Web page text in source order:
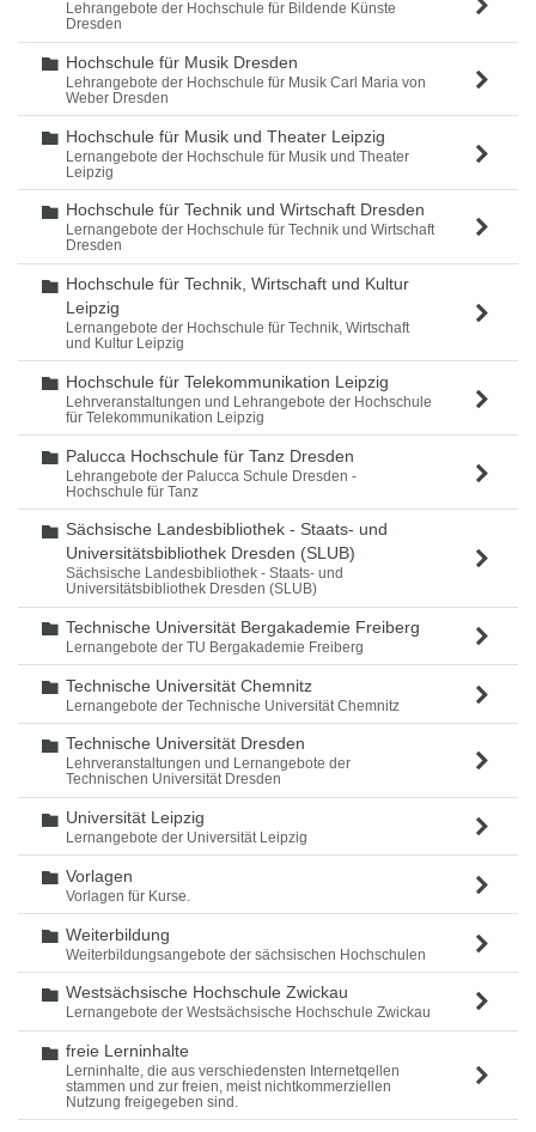
Lehrangebote der Hochschule für Bildende Künste
Dresden
Ordner
Hochschule für Musik Dresden
Lehrangebote der Hochschule für Musik Carl Maria von
Weber Dresden
Ordner
Hochschule für Musik und Theater Leipzig
Lernangebote der Hochschule für Musik und Theater
Leipzig
Ordner
Hochschule für Technik und Wirtschaft Dresden
Lernangebote der Hochschule für Technik und Wirtschaft
Dresden
Ordner
Hochschule für Technik, Wirtschaft und Kultur
Leipzig
Lernangebote der Hochschule für Technik, Wirtschaft
und Kultur Leipzig
Ordner
Hochschule für Telekommunikation Leipzig
Lehrveranstaltungen und Lehrangebote der Hochschule
für Telekommunikation Leipzig
Ordner
Palucca Hochschule für Tanz Dresden
Lehrangebote der Palucca Schule Dresden -
Hochschule für Tanz
Ordner
Sächsische Landesbibliothek - Staats- und
Universitätsbibliothek Dresden (SLUB)
Sächsische Landesbibliothek - Staats- und
Universitätsbibliothek Dresden (SLUB)
Ordner
Technische Universität Bergakademie Freiberg
Lernangebote der TU Bergakademie Freiberg
Ordner
Technische Universität Chemnitz
Lernangebote der Technische Universität Chemnitz
Ordner
Technische Universität Dresden
Lehrveranstaltungen und Lernangebote der
Technischen Universität Dresden
Ordner
Universität Leipzig
Lernangebote der Universität Leipzig
Ordner
Vorlagen
Vorlagen für Kurse.
Ordner
Weiterbildung
Weiterbildungsangebote der sächsischen Hochschulen
Ordner
Westsächsische Hochschule Zwickau
Lernangebote der Westsächsische Hochschule Zwickau
Ordner
freie Lerninhalte
Lerninhalte, die aus verschiedensten Internetqellen
stammen und zur freien, meist nichtkommerziellen
Nutzung freigegeben sind.